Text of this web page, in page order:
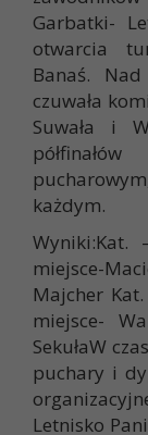
Garbatki-
otwarcia
Banaś.
czuwała
Suwała i
każdym.
Wyniki:Kat.
miejsce-
Majcher
miejsce-
SekułaW
puchary i
Letnisko